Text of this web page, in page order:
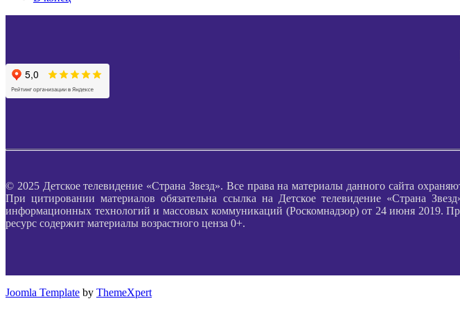
© 2025 Детское телевидение «Страна Звезд». Все права на материалы данного сайта
При цитировании материалов обязательна ссылка на Детское телевидение «Страна
информационных технологий и массовых коммуникаций (Роскомнадзор) от 24 июня 2019.
ресурс содержит материалы возрастного ценза 0+.
Joomla Template by ThemeXpert